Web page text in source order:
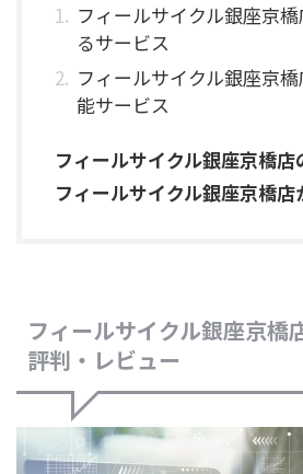
フィールサイクル銀座京
るサービス
フィールサイクル銀座京
能サービス
フィールサイクル銀座京橋店
フィールサイクル銀座京橋
フィールサイクル銀座京橋
評判・レビュー